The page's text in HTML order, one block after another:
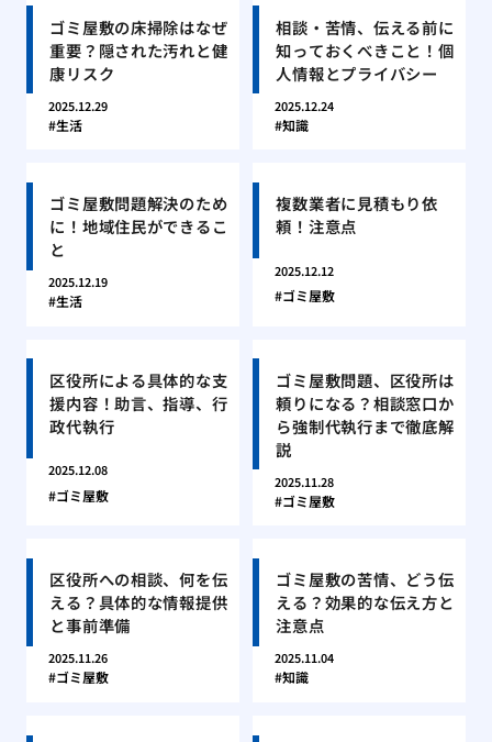
ゴミ屋敷の床掃除はなぜ
重要？隠された汚れと健
康リスク
2025.12.29
生活
相談・苦情、伝える前に
知っておくべきこと！個
人情報とプライバシー
2025.12.24
知識
ゴミ屋敷問題解決のため
に！地域住民ができるこ
と
2025.12.19
生活
複数業者に見積もり依
頼！注意点
2025.12.12
ゴミ屋敷
区役所による具体的な支
援内容！助言、指導、行
政代執行
2025.12.08
ゴミ屋敷
ゴミ屋敷問題、区役所は
頼りになる？相談窓口か
ら強制代執行まで徹底解
説
2025.11.28
ゴミ屋敷
区役所への相談、何を伝
える？具体的な情報提供
と事前準備
2025.11.26
ゴミ屋敷
ゴミ屋敷の苦情、どう伝
える？効果的な伝え方と
注意点
2025.11.04
知識